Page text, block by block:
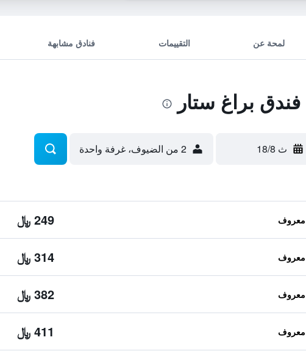
لمحة عن التقييمات فنادق مشابهة
براغ ستار
ث 18/8 2 من الضيوف، غرفة واحدة
249 ﷼
314 ﷼
382 ﷼
411 ﷼